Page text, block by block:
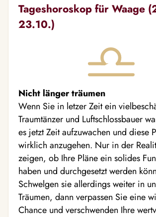
Tageshoroskop für Waage
23.10.)
Nicht länger träumen
Wenn Sie in letzer Zeit ein
Traumtänzer und Luftschlossbauer
es jetzt Zeit aufzuwachen und diese
wirklich anzugehen. Nur in der
zeigen, ob Ihre Pläne ein solides
haben und durchgesetzt werden
Schwelgen sie allerdings weiter in
Träumen, dann verpassen Sie eine
Chance und verschwenden Ihre